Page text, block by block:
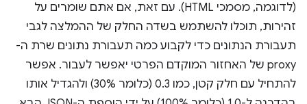
(לדוגמה, מסמכי HTML). עם זאת, אם אתם שומרים על
זהירות, תוכלו להשתמש בשדה החלק של ההמלצה לגבי
תעבורת הנתונים כדי לקבוע כמה תעבורת נתונים שרת ה-
proxy של האחזור המוקדם הפרטי יאפשר לעבור. אפשר
להתחיל עם חלק קטן, כמו 0.3 (כלומר 30%) ולהגדיל אותו